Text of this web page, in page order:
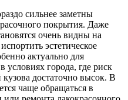
сильнее заметны
покрытия. Даже
очень видны на
эстетическое
актуально для
условиях города, где риск
достаточно высок. В
чаще обращаться в